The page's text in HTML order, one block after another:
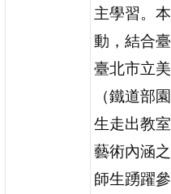
主學習。
動，結合
臺北市立
（鐵道部
生走出教
藝術內涵
師生踴躍參